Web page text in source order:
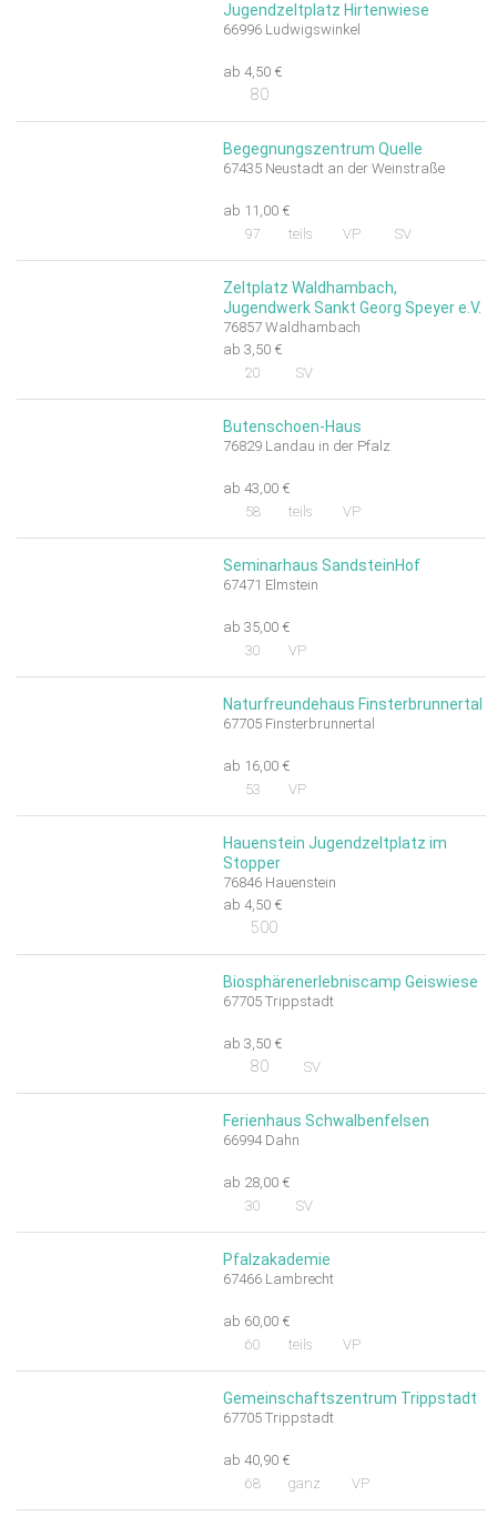
Jugendzeltplatz Hirtenwiese
66996 Ludwigswinkel
ab 4,50 €
80
Begegnungszentrum Quelle
67435 Neustadt an der Weinstraße
ab 11,00 €
97
teils VP SV
Zeltplatz Waldhambach,
Jugendwerk Sankt Georg Speyer e.V.
76857 Waldhambach
ab 3,50 €
20
SV
Butenschoen-Haus
76829 Landau in der Pfalz
ab 43,00 €
58
teils VP
Seminarhaus SandsteinHof
67471 Elmstein
ab 35,00 €
30
VP
Naturfreundehaus Finsterbrunnertal
67705 Finsterbrunnertal
ab 16,00 €
53
VP
Hauenstein Jugendzeltplatz im
Stopper
76846 Hauenstein
ab 4,50 €
500
Biosphärenerlebniscamp Geiswiese
67705 Trippstadt
ab 3,50 €
80 SV
Ferienhaus Schwalbenfelsen
66994 Dahn
ab 28,00 €
30
SV
Pfalzakademie
67466 Lambrecht
ab 60,00 €
60
teils VP
Gemeinschaftszentrum Trippstadt
67705 Trippstadt
ab 40,90 €
68
ganz VP